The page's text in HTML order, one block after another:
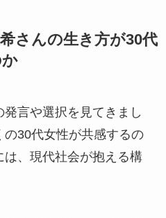
さんの生き方が30代
言や選択を見てきまし
30代女性が共感するの
、現代社会が抱える構